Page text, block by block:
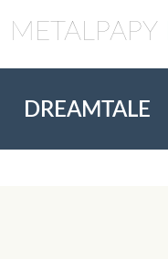
METALPAPY
DREAMTALE